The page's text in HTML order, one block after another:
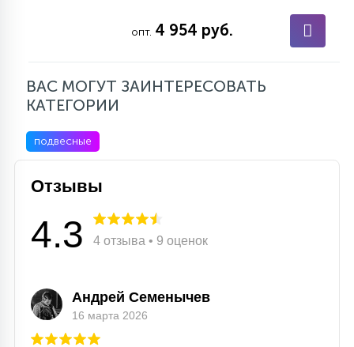
С УПРАВЛЕНИЕМ
АКСЕССУАРЫ
опт. 4 954 руб.
ВАС МОГУТ ЗАИНТЕРЕСОВАТЬ
КАТЕГОРИИ
подвесные
Отзывы
4.3 4 отзыва • 9 оценок
Андрей Семенычев
16 марта 2026